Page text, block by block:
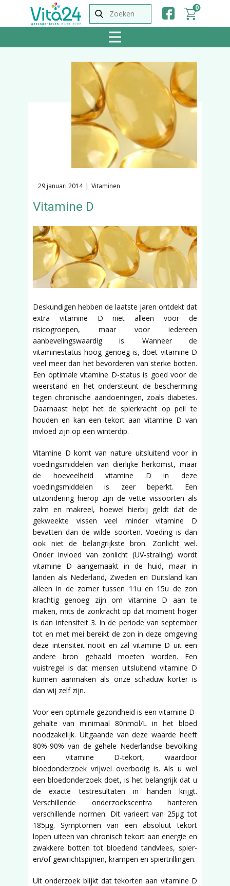
0
29 januari 2014 Vitaminen
Vitamine D
Deskundigen hebben de laatste jaren ontdekt dat
extra vitamine D niet alleen voor de
risicogroepen, maar voor iedereen
aanbevelingswaardig is. Wanneer de
vitaminestatus hoog genoeg is, doet vitamine D
veel meer dan het bevorderen van sterke botten.
Een optimale vitamine D-status is goed voor de
weerstand en het ondersteunt de bescherming
tegen chronische aandoeningen, zoals diabetes.
Daarnaast helpt het de spierkracht op peil te
houden en kan een tekort aan vitamine D van
invloed zijn op een winterdip.
Vitamine D komt van nature uitsluitend voor in
voedingsmiddelen van dierlijke herkomst, maar
de hoeveelheid vitamine D in deze
voedingsmiddelen is zeer beperkt. Een
uitzondering hierop zijn de vette vissoorten als
zalm en makreel, hoewel hierbij geldt dat de
gekweekte vissen veel minder vitamine D
bevatten dan de wilde soorten. Voeding is dan
ook niet de belangrijkste bron. Zonlicht wel.
Onder invloed van zonlicht (UV-straling) wordt
vitamine D aangemaakt in de huid, maar in
landen als Nederland, Zweden en Duitsland kan
alleen in de zomer tussen 11u en 15u de zon
krachtig genoeg zijn om vitamine D aan te
maken, mits de zonkracht op dat moment hoger
is dan intensiteit 3. In de periode van september
tot en met mei bereikt de zon in deze omgeving
deze intensiteit nooit en zal vitamine D uit een
andere bron gehaald moeten worden. Een
vuistregel is dat mensen uitsluitend vitamine D
kunnen aanmaken als onze schaduw korter is
dan wij zelf zijn.
Voor een optimale gezondheid is een vitamine D-
gehalte van minimaal 80nmol/L in het bloed
noodzakelijk. Uitgaande van deze waarde heeft
80%-90% van de gehele Nederlandse bevolking
een vitamine D-tekort, waardoor
bloedonderzoek vrijwel overbodig is. Als u wel
een bloedonderzoek doet, is het belangrijk dat u
de exacte testresultaten in handen krijgt.
Verschillende onderzoekscentra hanteren
verschillende normen. Dit varieert van 25µg tot
185µg. Symptomen van een absoluut tekort
lopen uiteen van chronisch tekort aan energie en
zwakkere botten tot bloedend tandvlees, spier-
en/of gewrichtspijnen, krampen en spiertrillingen.
Uit onderzoek blijkt dat tekorten aan vitamine D